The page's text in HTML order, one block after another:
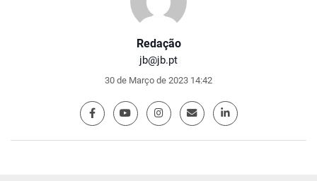
Redação
jb@jb.pt
30 de Março de 2023 14:42